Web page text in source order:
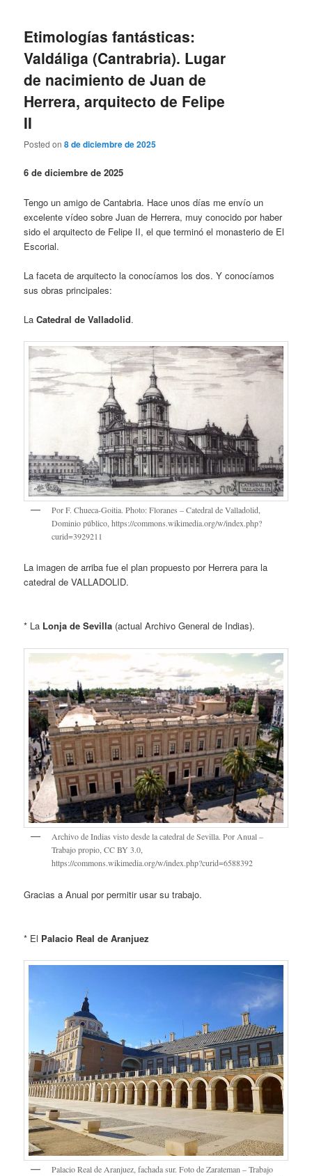
Etimologías fantásticas:
Valdáliga (Cantrabria). Lugar
de nacimiento de Juan de
Herrera, arquitecto de Felipe
II
Posted on8 de diciembre de 2025
6 de diciembre de 2025
Tengo un amigo de Cantabria. Hace unos días me envío un
excelente vídeo sobre Juan de Herrera, muy conocido por haber
sido el arquitecto de Felipe II, el que terminó el monasterio de El
Escorial.
La faceta de arquitecto la conocíamos los dos. Y conocíamos
sus obras principales:
LaCatedral de Valladolid.
Por F. Chueca-Goitia. Photo: Floranes – Catedral de Valladolid,
Dominio público, https://commons.wikimedia.org/w/index.php?
curid=3929211
La imagen de arriba fue el plan propuesto por Herrera para la
catedral de VALLADOLID.
* La Lonja de Sevilla (actual Archivo General de Indias).
Archivo de Indias visto desde la catedral de Sevilla. Por Anual –
Trabajo propio, CC BY 3.0,
https://commons.wikimedia.org/w/index.php?curid=6588392
Gracias a Anual por permitir usar su trabajo.
* El Palacio Real de Aranjuez
Palacio Real de Aranjuez, fachada sur. Foto de Zarateman – Trabajo